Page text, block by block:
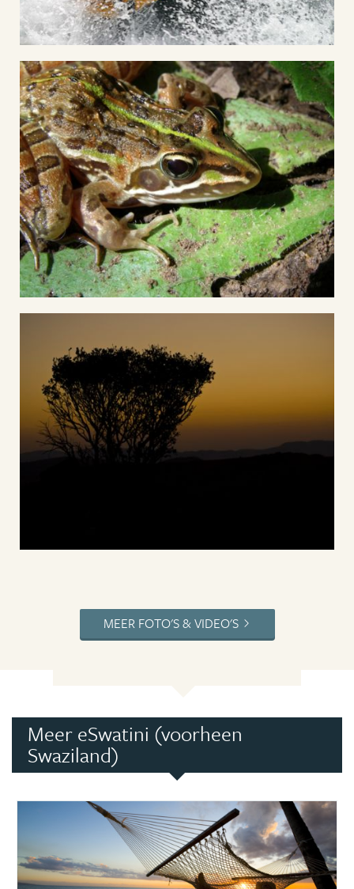
MEER FOTO'S & VIDEO'S
Meer eSwatini (voorheen
Swaziland)